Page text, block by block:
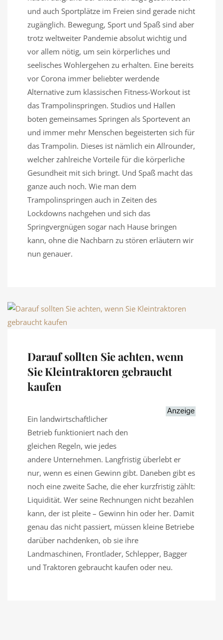
und auch Sportplätze im Freien sind gerade nicht
zugänglich. Bewegung, Sport und Spaß sind aber
trotz weltweiter Pandemie absolut wichtig und
vor allem nötig, um sein körperliches und
seelisches Wohlergehen zu erhalten. Eine bereits
vor Corona immer beliebter werdende
Alternative zum klassischen Fitness-Workout ist
das Trampolinspringen. Studios und Hallen
boten gemeinsames Springen als Sportevent an
und immer mehr Menschen begeisterten sich für
das Trampolin. Dieses ist nämlich ein Allrounder,
welcher zahlreiche Vorteile für die körperliche
Gesundheit mit sich bringt. Und Spaß macht das
ganze auch noch. Wie man dem
Trampolinspringen auch in Zeiten des
Lockdowns nachgehen und sich das
Springvergnügen sogar nach Hause bringen
kann, ohne die Nachbarn zu stören erläutern wir
nun genauer.
Darauf sollten Sie achten, wenn
Sie Kleintraktoren gebraucht
kaufen
Ein landwirtschaftlicher
Betrieb funktioniert nach den
gleichen Regeln, wie jedes
andere Unternehmen. Langfristig überlebt er
nur, wenn es einen Gewinn gibt. Daneben gibt es
noch eine zweite Sache, die eher kurzfristig zählt:
Liquidität. Wer seine Rechnungen nicht bezahlen
kann, der ist pleite – Gewinn hin oder her. Damit
genau das nicht passiert, müssen kleine Betriebe
darüber nachdenken, ob sie ihre
Landmaschinen, Frontlader, Schlepper, Bagger
und Traktoren gebraucht kaufen oder neu.